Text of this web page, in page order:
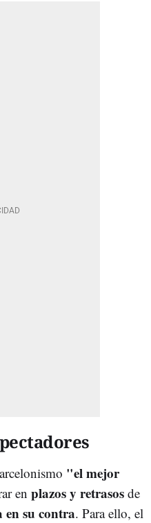
"el mejor
en plazos y retrasos de
en su contra. Para ello, el